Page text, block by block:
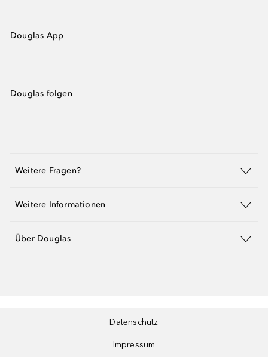
Douglas App
Douglas folgen
Weitere Fragen?
Weitere Informationen
Über Douglas
Datenschutz
Impressum